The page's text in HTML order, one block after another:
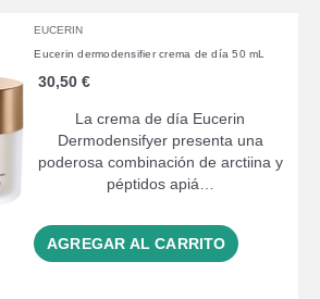
EUCERIN
Eucerin dermodensifier crema de día 50 mL
30,50 €
La crema de día Eucerin
Dermodensifyer presenta una
poderosa combinación de arctiina y
péptidos apiá…
AGREGAR AL CARRITO